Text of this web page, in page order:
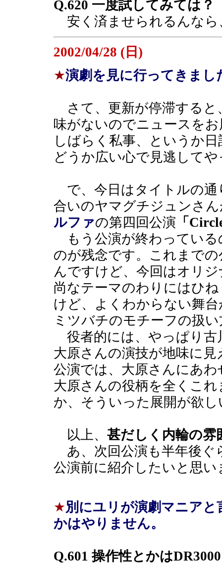
Q.620 一度試してみては？
安く済ませられるんなら
2002/04/28 (日)
★演劇を見に行ってきまし
さて、更新が停滞すると
味がないのでニュースを
しばらく私事、というか
どうか広い心で見逃して
で、今日はタイトルの通
合いのヤマグチジュンさ
ルファの第四回公演 「
もう公演が終わっている
のが残念です。これまで
んですけど、今回はオリ
尚なテーマのわりにはひ
けど、よくわからない舞
ミツバチのモチーフの扱
役者的には、やっぱり古
大原さんの演技が地味に
公演では、大原さんにあ
大原さんの役柄を全くこ
か、そういった展開が欲
以上、 甚だしく内輪の雰
あ、次回公演も半年後ぐ
公演前に紹介したいと思い
★別にユリが演劇マニア
かはやりません。
Q.601 操作性とかは